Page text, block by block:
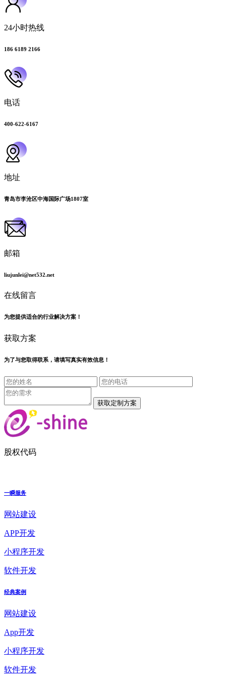
24小时热线
186 6189 2166
电话
400-622-6167
地址
青岛市李沧区中海国际广场1807室
邮箱
liujunlei@net532.net
在线留言
为您提供适合的行业解决方案！
获取方案
为了与您取得联系，请填写真实有效信息！
股权代码
一瞬服务
网站建设
APP开发
小程序开发
软件开发
经典案例
网站建设
App开发
小程序开发
软件开发